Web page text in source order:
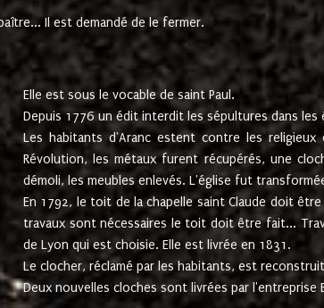
Il est demandé de le fermer.
Elle est sous le vocable de saint Paul.
Depuis 1776 un édit interdit les sépultures dans les
Les habitants d'Aranc estent contre les
Révolution, les métaux furent récupérés, une
démoli, les meubles enlevés. L'église fut
En 1792, le toit de la chapelle saint Claude doit
travaux sont nécessaires le toit doit être fait...
de Lyon qui est choisie. Elle est livrée en 1831.
Le clocher, réclamé par les habitants, est
Deux nouvelles cloches sont livrées par l'entreprise